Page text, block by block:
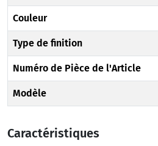
Couleur
Type de finition
Numéro de Pièce de l'Article
Modèle
Caractéristiques